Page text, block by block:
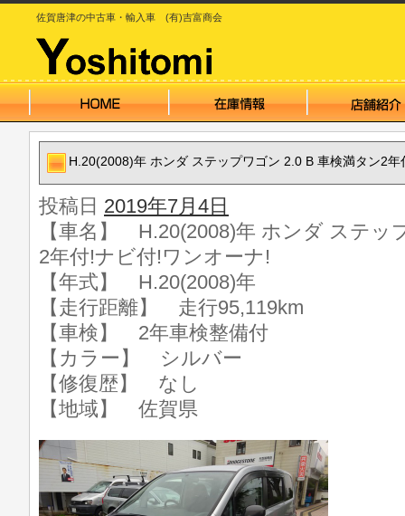
佐賀唐津の中古車・輸入車 (有)吉富商会
H.20(2008)年 ホンダ ステップワゴン 2.0 B 車検満タン2
投稿日 2019年7月4日
【車名】 H.20(2008)年 ホンダ ステッ
2年付!ナビ付!ワンオーナ!
【年式】 H.20(2008)年
【走行距離】 走行95,119km
【車検】 2年車検整備付
【カラー】 シルバー
【修復歴】 なし
【地域】 佐賀県